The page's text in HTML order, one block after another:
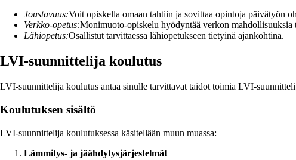
Joustavuus:Voit opiskella omaan tahtiin ja sovittaa opintoja päivätyön
Verkko-opetus:Monimuoto-opiskelu hyödyntää verkon mahdollisuuksia
Lähiopetus:Osallistut tarvittaessa lähiopetukseen tietyinä ajankohtina.
LVI-suunnittelija koulutus
LVI-suunnittelija koulutus antaa sinulle tarvittavat taidot toimia LVI-
Koulutuksen sisältö
LVI-suunnittelija koulutuksessa käsitellään muun muassa:
Lämmitys- ja jäähdytysjärjestelmät